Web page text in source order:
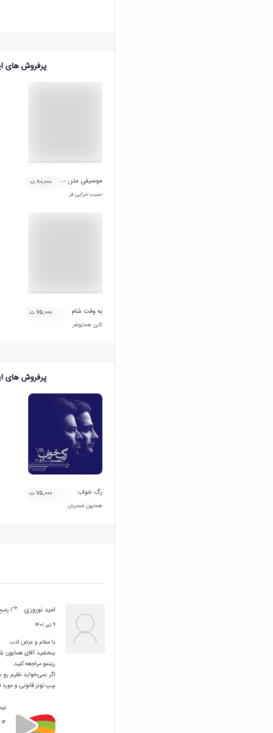
پرفروش های
موسیقی متن سریال زخم کاری
حبیب خزایی فر
۸۰,۰۰۰ ت
به وقت شام
کارن همایونفر
۷۵,۰۰۰ ت
پرفروش های
رگ خواب
همایون شجریان
۷۵,۰۰۰ ت
امید نوروزی
۹ تیر ۱۴۰۱
بیپ تونز قانونی و
۱۴ تیر ۱۴۰۱